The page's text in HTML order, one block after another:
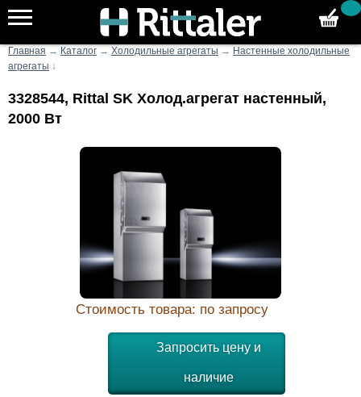
Главная → Каталог → Холодильные агрегаты → Настенные холодильные
агрегаты ↓
3328544, Rittal SK Холод.агрегат настенный,
2000 Вт
Стоимость товара: по запросу
Запросить цену и
наличие